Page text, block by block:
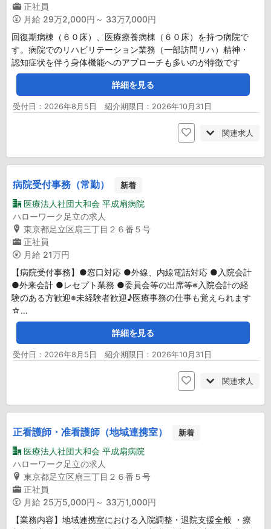
正社員
月給 29万2,000円～ 33万7,000円
回復期病棟（６０床）、医療療養病棟（６０床）を持つ病院で
す。病院でのリハビリテーション業務（一部訪問リハ）精神・
認知症状を伴う身体機能へのアプローチも多いのが特徴です
詳細を見る
受付日：2026年8月5日 紹介期限日：2026年10月31日
関連求人
病院受付事務（常勤） 新着
医療法人社団大和会 平成扇病院
ハローワーク足立の求人
東京都足立区扇三丁目２６番５号
正社員
月給 21万円
【病院受付事務】●窓口対応 ●外線、内線電話対応 ●入院会計
●外来会計 ●レセプト業務 ●委員会等の出席等※入院会計の経
験のある方歓迎※未経験者歓迎♪医療事務の仕事も覚えられます
☆…
詳細を見る
受付日：2026年8月5日 紹介期限日：2026年10月31日
関連求人
正看護師・准看護師（地域連携室） 新着
医療法人社団大和会 平成扇病院
ハローワーク足立の求人
東京都足立区扇三丁目２６番５号
正社員
月給 25万5,000円～ 33万1,000円
【業務内容】地域連携室における入院調整・退院支援全般 ・療